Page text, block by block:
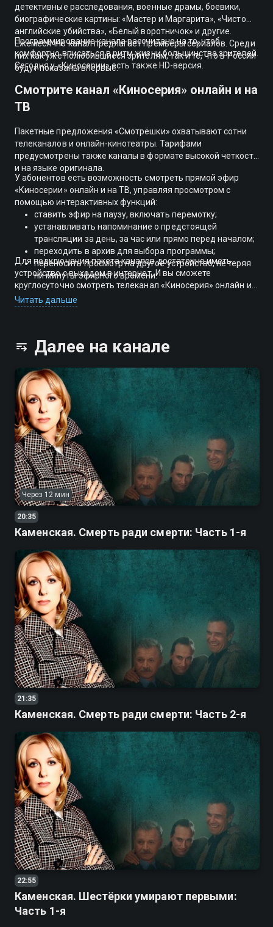
детективные расследования, военные драмы, боевики,
биографические картины: «Мастер и Маргарита», «Чисто
английские убийства», «Белый воротничок» и другие.
Ежемесячно канал предлагает премьеры сериалов. Среди
них как уже полюбившиеся зрителям, так и те, что в России
будут показаны впервые.
Программирование канала рассчитано на то, чтоб
комфортно вписаться в ритм жизни большинства зрителей.
Сегодня у «Киносерии» есть также HD-версия.
Смотрите канал «Киносерия» онлайн и на
ТВ
Пакетные предложения «Смотрёшки» охватывают сотни
телеканалов и онлайн-кинотеатры. Тарифами
предусмотрены также каналы в формате высокой четкости
и на языке оригинала.
У абонентов есть возможность смотреть прямой эфир
«Киносерии» онлайн и на ТВ, управляя просмотром с
помощью интерактивных функций:
ставить эфир на паузу, включать перемотку;
устанавливать напоминание о предстоящей
трансляции за день, за час или прямо перед началом;
переходить в архив для выбора программы;
переносить просмотр на другое устройство, не теряя
ни минуты эфирного времени.
Для подключения пакета каналов достаточно иметь
устройство с выходом в интернет. И вы сможете
круглосуточно смотреть телеканал «Киносерия» онлайн и
на ТВ в хорошем качестве, подключив к своему аккаунту
одновременно до 5 устройств.
Читать дальше
Далее на канале
Через 12 мин
20:35
Каменская. Смерть ради смерти: Часть 1-я
21:35
Каменская. Смерть ради смерти: Часть 2-я
22:55
Каменская. Шестёрки умирают первыми:
Часть 1-я